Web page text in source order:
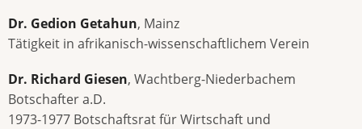
Dr. Gedion Getahun, Mainz
Tätigkeit in afrikanisch-wissenschaftlichem Verein
Dr. Richard Giesen, Wachtberg-Niederbachem
Botschafter a.D.
1973-1977 Botschaftsrat für Wirtschaft und